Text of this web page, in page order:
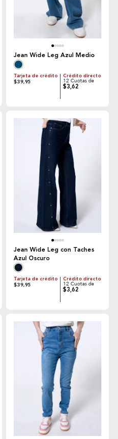
Jean Wide Leg Azul Medio
Tarjeta de crédito
$39,95
Crédito directo
12 Cuotas de
$3,62
Jean Wide Leg con Taches
Azul Oscuro
Tarjeta de crédito
$39,95
Crédito directo
12 Cuotas de
$3,62